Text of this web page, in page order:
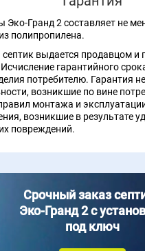
Гранд 2 составляет не
полипропилена.
септик выдается продавцом и
гарантийного
потребителю. Гарантия
возникшие по вине
монтажа и
возникшие в результате
повреждений.
Срочный заказ
Эко-Гранд 2 с
под ключ